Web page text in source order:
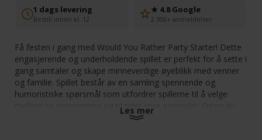
1 dags levering
Bestill innen kl. 12
★ 4.8 Google
2 300+ anmeldelser
Få festen i gang med Would You Rather Party Starter! Dette
engasjerende og underholdende spillet er perfekt for å sette i
gang samtaler og skape minneverdige øyeblikk med venner
og familie. Spillet består av en samling spennende og
humoristiske spørsmål som utfordrer spillerne til å velge
mellom to morsomme og til tider sprø scenarier. Enten du
skal arrangere en spillkveld eller bare ønsker å bryte isen, er
Les mer